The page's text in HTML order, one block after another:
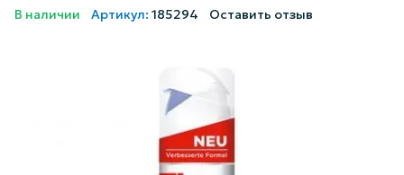
В наличии Артикул: 185294 Оставить отзыв